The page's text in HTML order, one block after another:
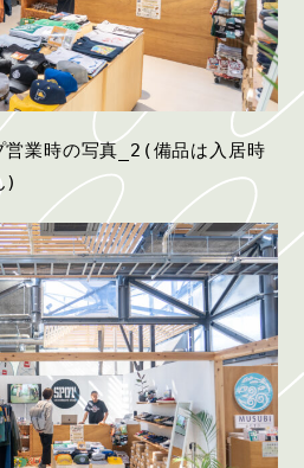
営業時の写真_2(備品は入居時
)